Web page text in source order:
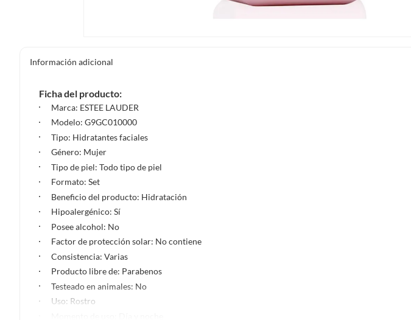
Información adicional
Ficha del producto:
Marca: ESTEE LAUDER
Modelo: G9GC010000
Tipo: Hidratantes faciales
Género: Mujer
Tipo de piel: Todo tipo de piel
Formato: Set
Beneficio del producto: Hidratación
Hipoalergénico: Sí
Posee alcohol: No
Factor de protección solar: No contiene
Consistencia: Varias
Producto libre de: Parabenos
Testeado en animales: No
Uso: Rostro